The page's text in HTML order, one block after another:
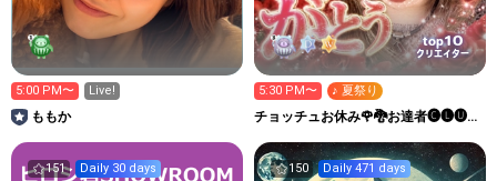
5:00 PM〜 Live!
ももか
top10
クリエイター
5:30 PM〜 ♪ 夏祭り
チョッチュお休み🌹🐉お達者🅒🅛🅤🅑
151 Daily 30 days 150 Daily 471 days